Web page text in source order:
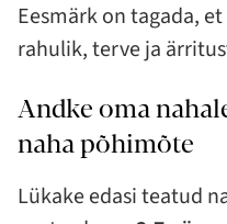
Eesmärk on tagada,
rahulik, terve ja
Andke oma
naha põhimõte
Lükake edasi teatud